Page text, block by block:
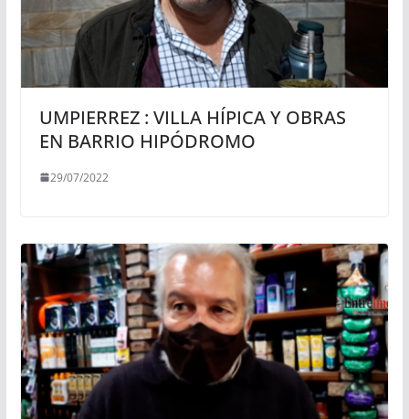
UMPIERREZ : VILLA HÍPICA Y OBRAS
EN BARRIO HIPÓDROMO
29/07/2022